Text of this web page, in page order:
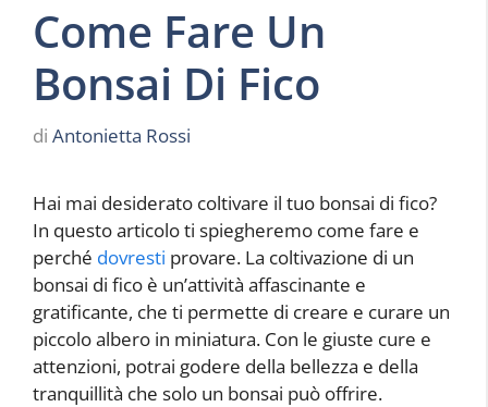
Come Fare Un
Bonsai Di Fico
di Antonietta Rossi
Hai mai desiderato coltivare il tuo bonsai di fico?
In questo articolo ti spiegheremo come fare e
perché dovresti provare. La coltivazione di un
bonsai di fico è un’attività affascinante e
gratificante, che ti permette di creare e curare un
piccolo albero in miniatura. Con le giuste cure e
attenzioni, potrai godere della bellezza e della
tranquillità che solo un bonsai può offrire.